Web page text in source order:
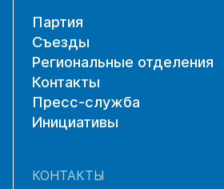
Партия
Съезды
Региональные отделения
Контакты
Пресс-служба
Инициативы
КОНТАКТЫ